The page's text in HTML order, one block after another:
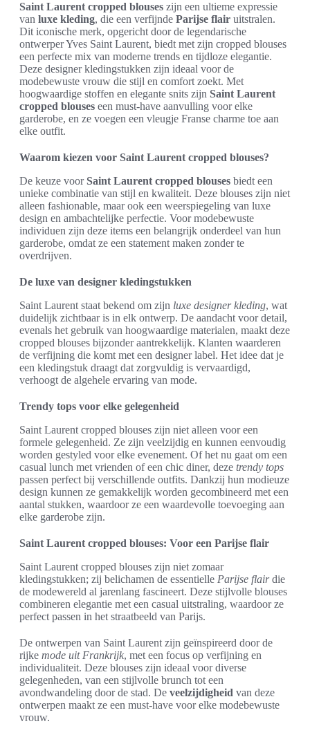
Saint Laurent cropped blouses zijn een ultieme expressie
van luxe kleding, die een verfijnde Parijse flair uitstralen.
Dit iconische merk, opgericht door de legendarische
ontwerper Yves Saint Laurent, biedt met zijn cropped blouses
een perfecte mix van moderne trends en tijdloze elegantie.
Deze designer kledingstukken zijn ideaal voor de
modebewuste vrouw die stijl en comfort zoekt. Met
hoogwaardige stoffen en elegante snits zijn Saint Laurent
cropped blouses een must-have aanvulling voor elke
garderobe, en ze voegen een vleugje Franse charme toe aan
elke outfit.
Waarom kiezen voor Saint Laurent cropped blouses?
De keuze voorSaint Laurent cropped blouses biedt een
unieke combinatie van stijl en kwaliteit. Deze blouses zijn niet
alleen fashionable, maar ook een weerspiegeling van luxe
design en ambachtelijke perfectie. Voor modebewuste
individuen zijn deze items een belangrijk onderdeel van hun
garderobe, omdat ze een statement maken zonder te
overdrijven.
De luxe van designer kledingstukken
Saint Laurent staat bekend om zijn luxe designer kleding, wat
duidelijk zichtbaar is in elk ontwerp. De aandacht voor detail,
evenals het gebruik van hoogwaardige materialen, maakt deze
cropped blouses bijzonder aantrekkelijk. Klanten waarderen
de verfijning die komt met een designer label. Het idee dat je
een kledingstuk draagt dat zorgvuldig is vervaardigd,
verhoogt de algehele ervaring van mode.
Trendy tops voor elke gelegenheid
Saint Laurent cropped blouses zijn niet alleen voor een
formele gelegenheid. Ze zijn veelzijdig en kunnen eenvoudig
worden gestyled voor elke evenement. Of het nu gaat om een
casual lunch met vrienden of een chic diner, deze trendy tops
passen perfect bij verschillende outfits. Dankzij hun modieuze
design kunnen ze gemakkelijk worden gecombineerd met een
aantal stukken, waardoor ze een waardevolle toevoeging aan
elke garderobe zijn.
Saint Laurent cropped blouses: Voor een Parijse flair
Saint Laurent cropped blouses zijn niet zomaar
kledingstukken; zij belichamen de essentielle Parijse flairdie
de modewereld al jarenlang fascineert. Deze stijlvolle blouses
combineren elegantie met een casual uitstraling, waardoor ze
perfect passen in het straatbeeld van Parijs.
De ontwerpen van Saint Laurent zijn geïnspireerd door de
rijke mode uit Frankrijk, met een focus op verfijning en
individualiteit. Deze blouses zijn ideaal voor diverse
gelegenheden, van een stijlvolle brunch tot een
avondwandeling door de stad. De veelzijdigheid van deze
ontwerpen maakt ze een must-have voor elke modebewuste
vrouw.